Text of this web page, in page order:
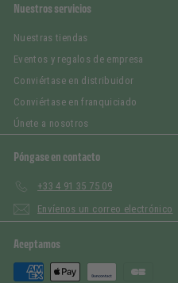
Nuestros servicios
Nuestras tiendas
Eventos y regalos de empresa
Conviértase en distribuidor
Conviértase en franquiciado
Únete a nosotros
Póngase en contacto
+33 4 91 35 75 09
Envíenos un correo electrónico
Aceptamos